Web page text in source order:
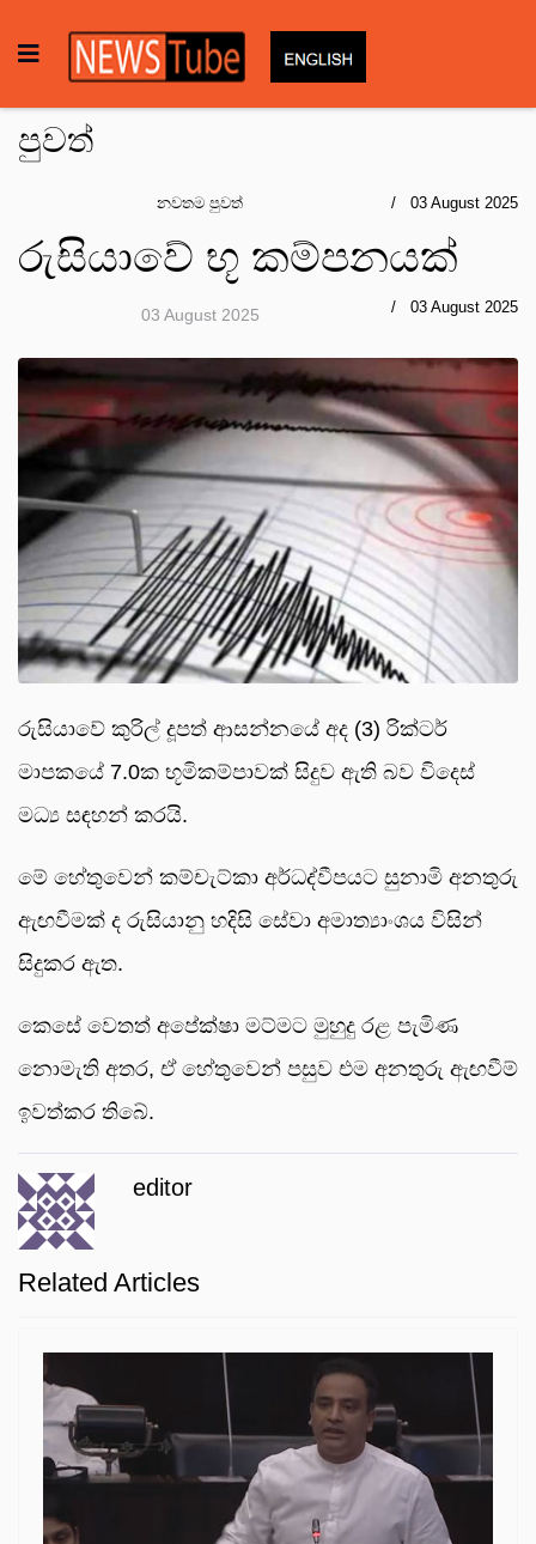
පුවත්
නවතම පුවත් 03 August 2025
රුසියාවේ භූ කම්පනයක්
03 August 2025 03 August 2025
රුසියාවේ කුරිල් දූපත් ආසන්නයේ අද (3) රික්ටර්
මාපකයේ 7.0ක භූමිකම්පාවක් සිදුව ඇති බව විදෙස්
මධ්‍ය සඳහන් කරයි.
මේ හේතුවෙන් කම්චැට්කා අර්ධද්වීපයට සුනාමි අනතුරු
ඇඟවීමක් ද රුසියානු හදිසි සේවා අමාත්‍යාංශය විසින්
සිදුකර ඇත.
කෙසේ වෙතත් අපේක්ෂා මට්මට මුහුදු රළ පැමිණ
නොමැති අතර, ඒ හේතුවෙන් පසුව එම අනතුරු ඇඟවීම්
ඉවත්කර තිබේ.
editor
Related Articles